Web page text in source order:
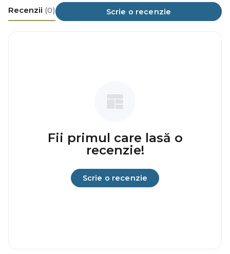
Recenzii (0) Scrie o recenzie
Fii primul care lasă o
recenzie!
Scrie o recenzie